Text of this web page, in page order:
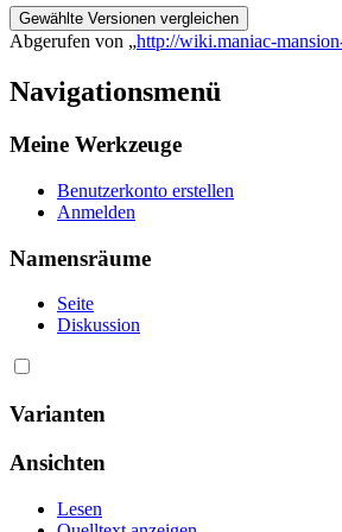
Abgerufen von „http://wiki.maniac-
Navigationsmenü
Meine Werkzeuge
Benutzerkonto erstellen
Anmelden
Namensräume
Seite
Diskussion
Varianten
Ansichten
Lesen